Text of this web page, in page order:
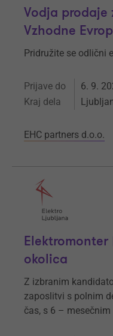
Vodja prodaje
Vzhodne
Pridružite se odlični
Prijave do 6. 9.
Kraj dela
EHC partners d.o.o.
okolica
Z izbranim
zaposlitvi s polnim
čas, s 6 –